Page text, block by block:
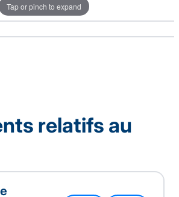
Tap or pinch to expand
relatifs au